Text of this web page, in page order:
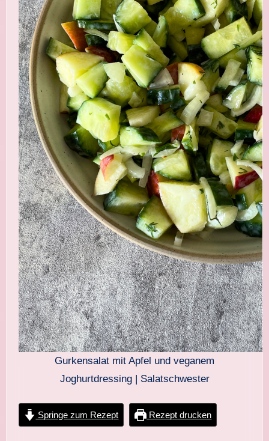
Gurkensalat mit Apfel und veganem
Joghurtdressing | Salatschwester
Springe zum Rezept Rezept drucken